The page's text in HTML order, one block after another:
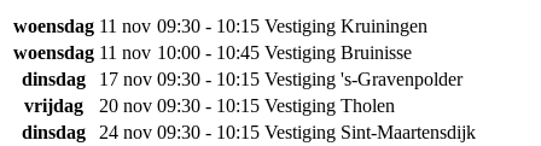
woensdag 11 nov 09:30 - 10:15 Vestiging Kruiningen
woensdag 11 nov 10:00 - 10:45 Vestiging Bruinisse
dinsdag
17 nov 09:30 - 10:15 Vestiging 's-Gravenpolder
vrijdag
20 nov 09:30 - 10:15 Vestiging Tholen
dinsdag
24 nov 09:30 - 10:15 Vestiging Sint-Maartensdijk